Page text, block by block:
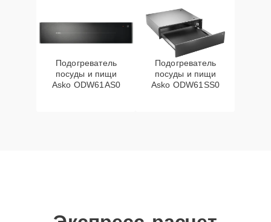
Подогреватель
посуды и пищи
Asko ODW61AS0
Подогреватель
посуды и пищи
Asko ODW61SS0